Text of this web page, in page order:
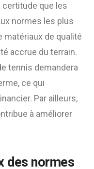
certitude que les
normes les plus
matériaux de qualité
accrue du terrain.
tennis demandera
ce qui
Par ailleurs,
à améliorer
des normes